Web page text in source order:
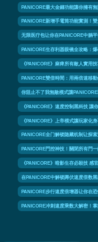
PANICORE最大金錢功能讓你擁有
PANICORE新增手電筒功能實測！
无限医疗包让你在PANICORE中躺平
PANICORE生存利器眼镜全攻略：
《PANICORE》麻痺所有敵人實用
PANICORE雙倍時間：用兩倍速移
你阻止不了我無敵模式讓
《PANICORE》速度控制黑科技 讓
《PANICORE》上帝模式讓玩家化
PANICORE全门解锁隐藏机制让探
PANICORE門控神技！關閉所有門
《PANICORE》暗影生存必殺技 感
在PANICORE中解锁蹲伏速度倍数
PANICORE步行速度倍增器让你在
PANICORE冲刺速度乘数大解密！